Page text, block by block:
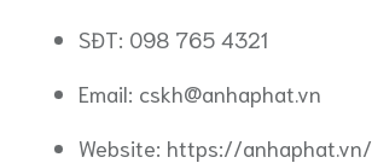
SĐT: 098 765 4321
Email: cskh@anhaphat.vn
Website: https://anhaphat.vn/